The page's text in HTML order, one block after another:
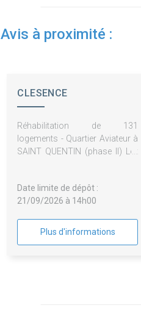
Avis à proximité :
CLESENCE
Réhabilitation de 131
logements - Quartier Aviateur à
SAINT QUENTIN (phase II) Lot
Date limite de dépôt :
21/09/2026 à 14h00
Plus d'informations